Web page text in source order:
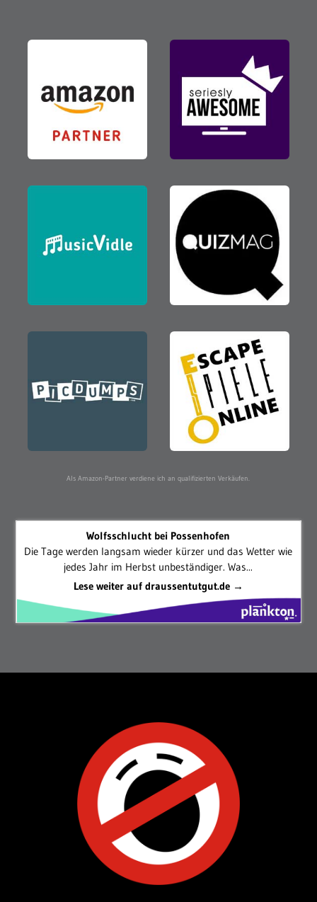
Als Amazon-Partner verdiene ich an qualifizierten Verkäufen.
Wolfsschlucht bei Possenhofen
Die Tage werden langsam wieder kürzer und das Wetter wie
jedes Jahr im Herbst unbeständiger. Was...
Lese weiter auf draussentutgut.de →